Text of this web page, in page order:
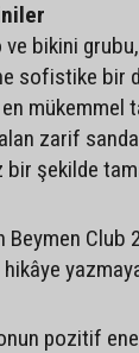
bikini
sofistike bir
mükemmel
zarif
şekilde
Beymen Club
pozitif